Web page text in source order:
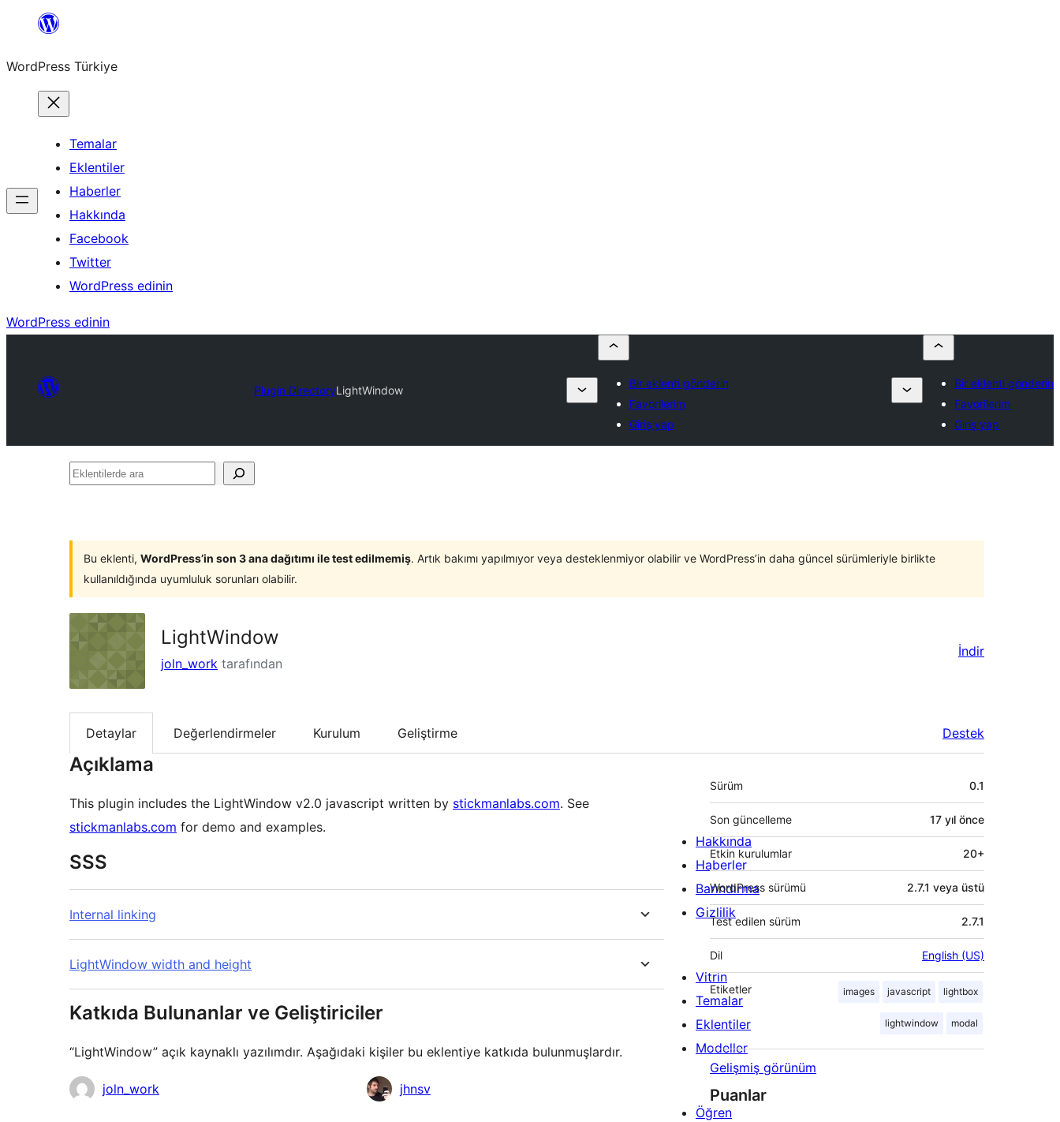
İçeriğe
WordPress Türkiye
Temalar
Eklentiler
Haberler
Hakkında
Facebook
Twitter
WordPress edinin
WordPress edinin
Plugin DirectoryLightWindow
Bir eklenti gönderin
Favorilerim
Giriş yap
Bir eklenti gönderin
Favorilerim
Giriş yap
Eklentilerde
Bu eklenti, WordPress’in son 3 ana dağıtımı ile test edilmemiş. Artık bakımı yapılmıyor veya desteklenmiyor olabilir ve WordPress’in daha güncel sürümleriyle birlikte
kullanıldığında uyumluluk sorunları olabilir.
LightWindow
joln_work tarafından
İndir
Detaylar Değerlendirmeler Kurulum Geliştirme Destek
Açıklama
This plugin includes the LightWindow v2.0 javascript written by stickmanlabs.com. See
stickmanlabs.com for demo and examples.
SSS
Internal linking
LightWindow width and height
Katkıda Bulunanlar ve Geliştiriciler
“LightWindow” açık kaynaklı yazılımdır. Aşağıdaki kişiler bu eklentiye katkıda bulunmuşlardır.
Katkıdajoln_work jhnsv
Meta
Sürüm 0.1
Son güncelleme 17 yıl önce
Etkin kurulumlar 20+
WordPress sürümü 2.7.1 veya üstü
Test edilen sürüm 2.7.1
Dil English (US)
Etiketler images javascript lightbox
lightwindow modal
Gelişmiş görünüm
Puanlar
Hakkında
Haberler
Barındırma
Gizlilik
Vitrin
Temalar
Eklentiler
Modeller
Öğren